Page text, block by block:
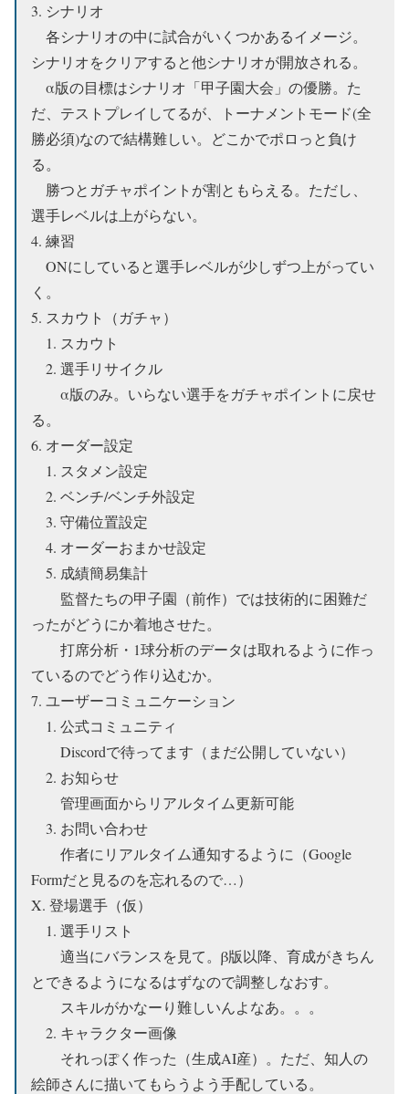
3. シナリオ
各シナリオの中に試合がいくつかあるイメージ。
シナリオをクリアすると他シナリオが開放される。
α版の目標はシナリオ「甲子園大会」の優勝。た
だ、テストプレイしてるが、トーナメントモード(全
勝必須)なので結構難しい。どこかでポロっと負け
る。
勝つとガチャポイントが割ともらえる。ただし、
選手レベルは上がらない。
4. 練習
ONにしていると選手レベルが少しずつ上がってい
く。
5. スカウト（ガチャ）
1. スカウト
2. 選手リサイクル
α版のみ。いらない選手をガチャポイントに戻せ
る。
6. オーダー設定
1. スタメン設定
2. ベンチ/ベンチ外設定
3. 守備位置設定
4. オーダーおまかせ設定
5. 成績簡易集計
監督たちの甲子園（前作）では技術的に困難だ
ったがどうにか着地させた。
打席分析・1球分析のデータは取れるように作っ
ているのでどう作り込むか。
7. ユーザーコミュニケーション
1. 公式コミュニティ
Discordで待ってます（まだ公開していない）
2. お知らせ
管理画面からリアルタイム更新可能
3. お問い合わせ
作者にリアルタイム通知するように（Google
Formだと見るのを忘れるので…）
X. 登場選手（仮）
1. 選手リスト
適当にバランスを見て。β版以降、育成がきちん
とできるようになるはずなので調整しなおす。
スキルがかなーり難しいんよなあ。。。
2. キャラクター画像
それっぽく作った（生成AI産）。ただ、知人の
絵師さんに描いてもらうよう手配している。